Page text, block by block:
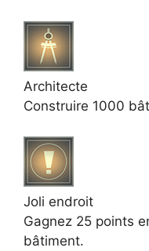
Architecte
Construire 1000
Joli endroit
Gagnez 25 points
bâtiment.